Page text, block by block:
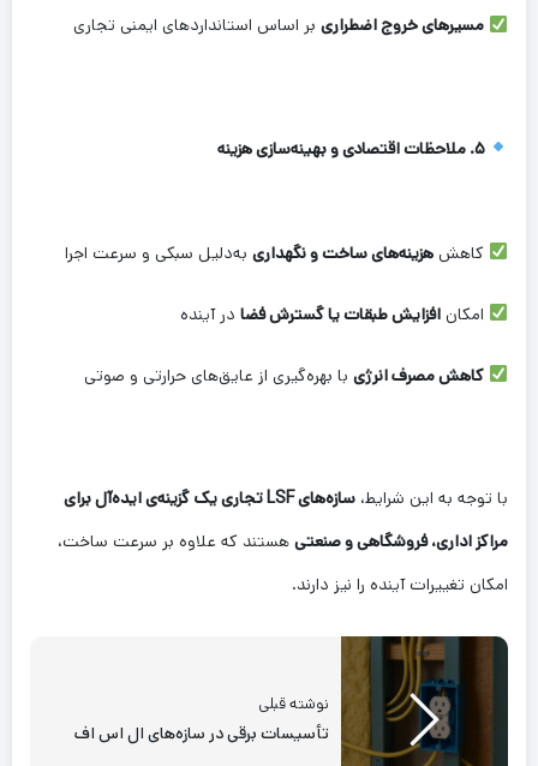
مسیرهای خروج اضطراریبر اساس استانداردهای ایمنی تجاری
۵. ملاحظات اقتصادی و بهینه‌سازی هزینه
کاهش هزینه‌های ساخت و نگهداریبه‌دلیل سبکی و سرعت اجرا
امکان افزایش طبقات یا گسترش فضادر آینده
کاهش مصرف انرژیبا بهره‌گیری از عایق‌های حرارتی و صوتی
با توجه به این شرایط،
سازه‌های LSF تجاری یک گزینه‌ی ایده‌آل برای
مراکز اداری، فروشگاهی و صنعتی هستند که علاوه بر سرعت ساخت،
امکان تغییرات آینده را نیز دارند.
نوشته قبلی
تأسیسات برقی در سازه‌های ال اس اف